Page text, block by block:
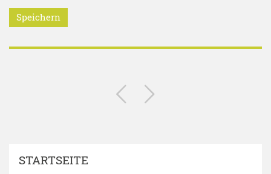
Speichern
STARTSEITE